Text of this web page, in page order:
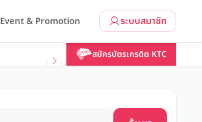
ระบบสมาชิก
Event & Promotion
สมัครบัตรเครดิต KTC